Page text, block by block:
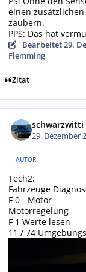
einen
zaubern.
PPS: Das hat
Bearbeitet29.
Flemming
Zitat
schwarzwitti
29. Dezember
AUTOR
Tech2:
Fahrzeuge
F 0 - Motor
Motorregelung
F 1 Werte lesen
11 / 74